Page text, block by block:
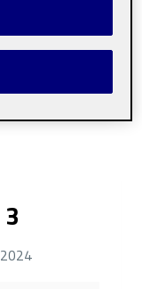
distintos